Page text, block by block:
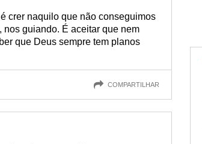
crer naquilo que não conseguimos
nos guiando. É aceitar que nem
que Deus sempre tem planos
COMPARTILHAR